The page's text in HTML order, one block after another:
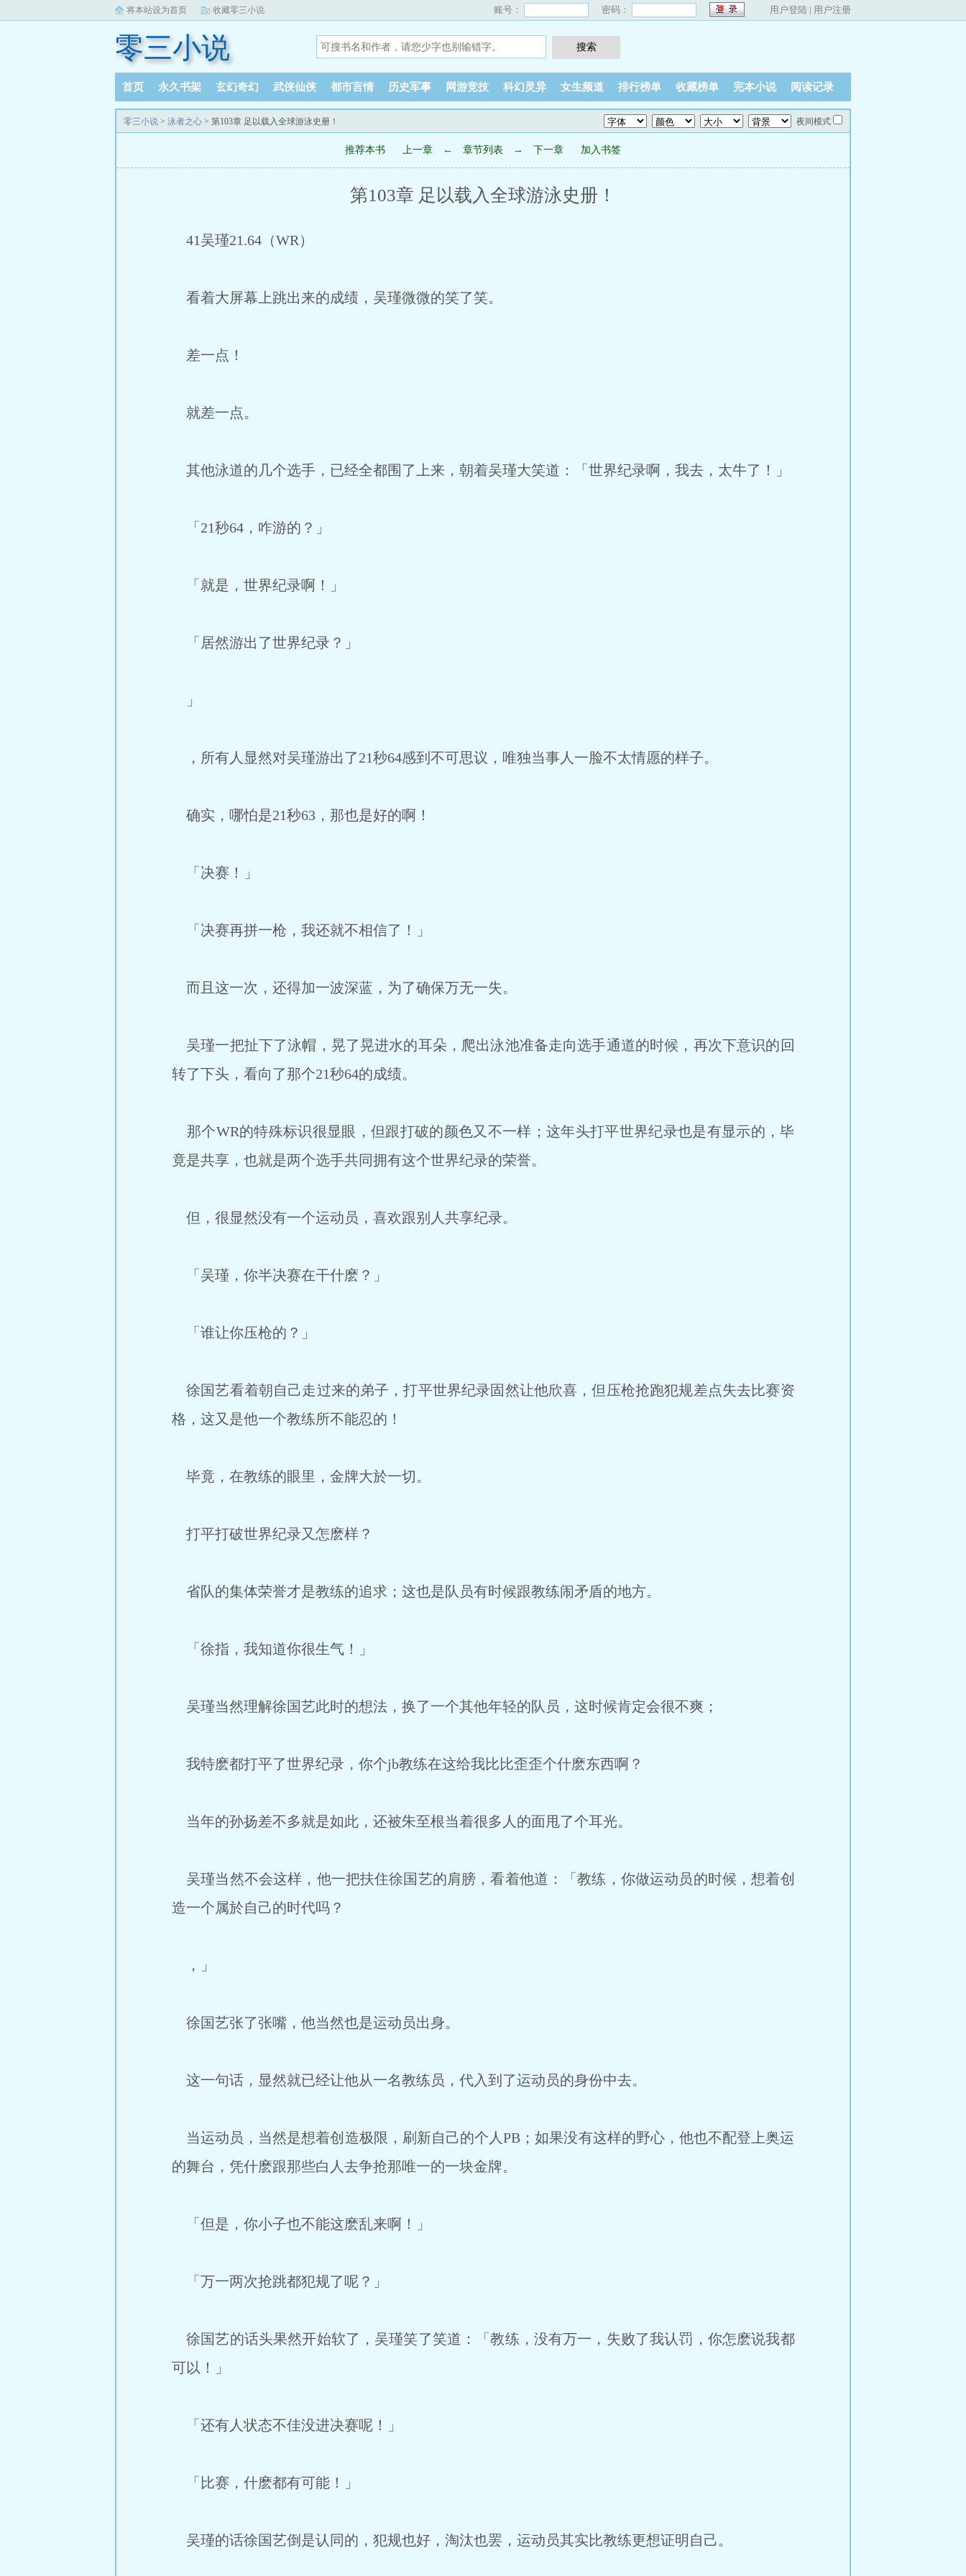
将本站设为首页 收藏零三小说 账号： 密码： 用户登陆 | 用户注册
零三小说
首页 永久书架 玄幻奇幻 武侠仙侠 都市言情 历史军事 网游竞技 科幻灵异 女生频道 排行榜单 收藏榜单 完本小说 阅读记录
零三小说 > 泳者之心 > 第103章 足以载入全球游泳史册！ 夜间模式
推荐本书 上一章 ← 章节列表 → 下一章 加入书签
第103章 足以载入全球游泳史册！
41吴瑾21.64（WR）
看着大屏幕上跳出来的成绩，吴瑾微微的笑了笑。
差一点！
就差一点。
其他泳道的几个选手，已经全都围了上来，朝着吴瑾大笑道：「世界纪录啊，我去，太牛了！」
「21秒64，咋游的？」
「就是，世界纪录啊！」
「居然游出了世界纪录？」
」
，所有人显然对吴瑾游出了21秒64感到不可思议，唯独当事人一脸不太情愿的样子。
确实，哪怕是21秒63，那也是好的啊！
「决赛！」
「决赛再拼一枪，我还就不相信了！」
而且这一次，还得加一波深蓝，为了确保万无一失。
吴瑾一把扯下了泳帽，晃了晃进水的耳朵，爬出泳池准备走向选手通道的时候，再次下意识的回
转了下头，看向了那个21秒64的成绩。
那个WR的特殊标识很显眼，但跟打破的颜色又不一样；这年头打平世界纪录也是有显示的，毕
竟是共享，也就是两个选手共同拥有这个世界纪录的荣誉。
但，很显然没有一个运动员，喜欢跟别人共享纪录。
「吴瑾，你半决赛在干什麽？」
「谁让你压枪的？」
徐国艺看着朝自己走过来的弟子，打平世界纪录固然让他欣喜，但压枪抢跑犯规差点失去比赛资
格，这又是他一个教练所不能忍的！
毕竟，在教练的眼里，金牌大於一切。
打平打破世界纪录又怎麽样？
省队的集体荣誉才是教练的追求；这也是队员有时候跟教练闹矛盾的地方。
「徐指，我知道你很生气！」
吴瑾当然理解徐国艺此时的想法，换了一个其他年轻的队员，这时候肯定会很不爽；
我特麽都打平了世界纪录，你个jb教练在这给我比比歪歪个什麽东西啊？
当年的孙扬差不多就是如此，还被朱至根当着很多人的面甩了个耳光。
吴瑾当然不会这样，他一把扶住徐国艺的肩膀，看着他道：「教练，你做运动员的时候，想着创
造一个属於自己的时代吗？
，」
徐国艺张了张嘴，他当然也是运动员出身。
这一句话，显然就已经让他从一名教练员，代入到了运动员的身份中去。
当运动员，当然是想着创造极限，刷新自己的个人PB；如果没有这样的野心，他也不配登上奥运
的舞台，凭什麽跟那些白人去争抢那唯一的一块金牌。
「但是，你小子也不能这麽乱来啊！」
「万一两次抢跳都犯规了呢？」
徐国艺的话头果然开始软了，吴瑾笑了笑道：「教练，没有万一，失败了我认罚，你怎麽说我都
可以！」
「还有人状态不佳没进决赛呢！」
「比赛，什麽都有可能！」
吴瑾的话徐国艺倒是认同的，犯规也好，淘汰也罢，运动员其实比教练更想证明自己。